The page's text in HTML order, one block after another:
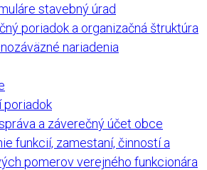
stavebný úrad
poriadok a organizačná štruktúra
nariadenia
poriadok
a záverečný účet obce
funkcií, zamestaní, činností a
pomerov verejného funkcionára